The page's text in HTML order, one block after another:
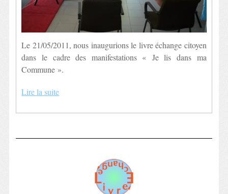
Le 21/05/2011, nous inaugurions le livre échange citoyen
dans le cadre des manifestations « Je lis dans ma
Commune ».
Lire la suite